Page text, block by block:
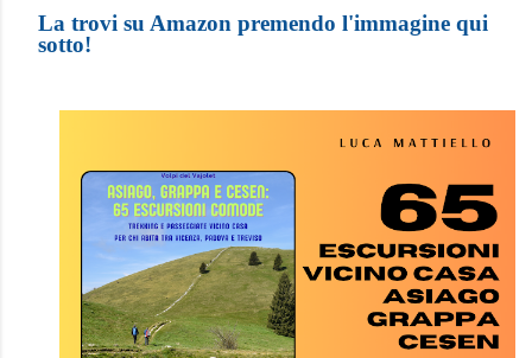
La trovi su Amazon premendo l'immagine qui
sotto!